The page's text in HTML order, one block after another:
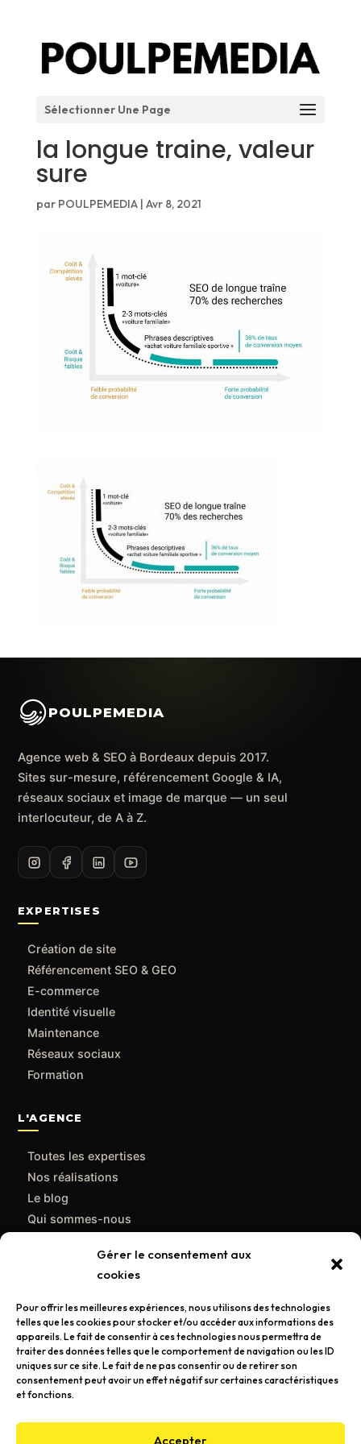
Gérer le consentement aux
cookies
Pour offrir les meilleures expériences, nous utilisons des technologies
telles que les cookies pour stocker et/ou accéder aux informations des
appareils. Le fait de consentir à ces technologies nous permettra de
traiter des données telles que le comportement de navigation ou les ID
uniques sur ce site. Le fait de ne pas consentir ou de retirer son
consentement peut avoir un effet négatif sur certaines caractéristiques
et fonctions.
Accepter
Sélectionner Une Page
la longue traine, valeur
sure
par POULPEMEDIA| Avr 8, 2021
POULPEMEDIA
Agence web & SEO à Bordeaux depuis 2017.
Sites sur-mesure, référencement Google & IA,
réseaux sociaux et image de marque — un seul
interlocuteur, de A à Z.
EXPERTISES
Création de site
Référencement SEO & GEO
E-commerce
Identité visuelle
Maintenance
Réseaux sociaux
Formation
L'AGENCE
Toutes les expertises
Nos réalisations
Le blog
Qui sommes-nous
support@poulpemedia.fr
07 62 01 54 84
Bordeaux & Gironde — Caudéran